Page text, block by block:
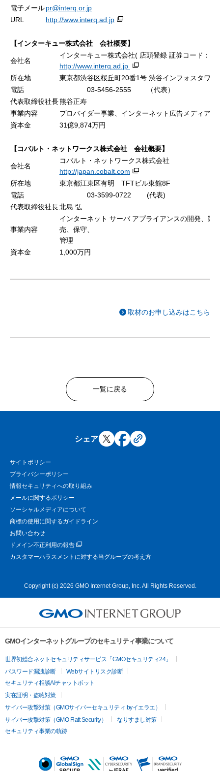
電子メールpr@interq.or.jp
URL
http://www.interq.ad.jp
【インターキュー株式会社 会社概要】
会社名
インターキュー株式会社( 店頭登録 証券コード：
http://www.interq.ad.jp
所在地
東京都渋谷区桜丘町20番1号 渋谷インフォスタワー
電話
03-5456-2555 （代表）
代表取締役社長熊谷正寿
事業内容
プロバイダー事業、インターネット広告メディア事
資本金
31億9,874万円
【コバルト・ネットワークス株式会社 会社概要】
会社名
コバルト・ネットワークス株式会社
http://japan.cobalt.com
所在地
東京都江東区有明 TFTビル東館8F
電話
03-3599-0722 (代表)
代表取締役社長北島 弘
事業内容
インターネット サーバ アプライアンスの開発、製
売、保守、
管理
資本金
1,000万円
取材のお申し込みはこちら
一覧に戻る
シェア
サイトポリシー
プライバシーポリシー
情報セキュリティへの取り組み
メールに関するポリシー
ソーシャルメディアについて
商標の使用に関するガイドライン
お問い合わせ
ドメイン不正利用の報告
カスタマーハラスメントに対する当グループの考え方
Copyright (c) 2026 GMO Internet Group, Inc. All Rights Reserved.
GMOインターネットグループのセキュリティ事業について
世界初総合ネットセキュリティサービス「GMOセキュリティ24」
パスワード漏洩診断
Webサイトリスク診断
セキュリティ相談AIチャットボット
実在証明・盗聴対策
サイバー攻撃対策（GMOサイバーセキュリティ byイエラエ）
サイバー攻撃対策（GMO Flatt Security）
なりすまし対策
セキュリティ事業の軌跡